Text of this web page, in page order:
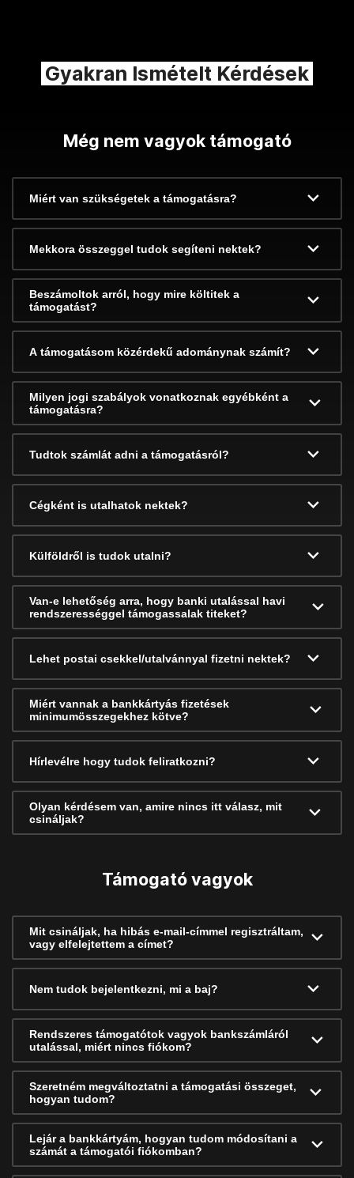
Gyakran Ismételt Kérdések
Még nem vagyok támogató
Miért van szükségetek a támogatásra?
Mekkora összeggel tudok segíteni nektek?
Beszámoltok arról, hogy mire költitek a
támogatást?
A támogatásom közérdekű adománynak számít?
Milyen jogi szabályok vonatkoznak egyébként a
támogatásra?
Tudtok számlát adni a támogatásról?
Cégként is utalhatok nektek?
Külföldről is tudok utalni?
Van-e lehetőség arra, hogy banki utalással havi
rendszerességgel támogassalak titeket?
Lehet postai csekkel/utalvánnyal fizetni nektek?
Miért vannak a bankkártyás fizetések
minimumösszegekhez kötve?
Hírlevélre hogy tudok feliratkozni?
Olyan kérdésem van, amire nincs itt válasz, mit
csináljak?
Támogató vagyok
Mit csináljak, ha hibás e-mail-címmel regisztráltam,
vagy elfelejtettem a címet?
Nem tudok bejelentkezni, mi a baj?
Rendszeres támogatótok vagyok bankszámláról
utalással, miért nincs fiókom?
Szeretném megváltoztatni a támogatási összeget,
hogyan tudom?
Lejár a bankkártyám, hogyan tudom módosítani a
számát a támogatói fiókomban?